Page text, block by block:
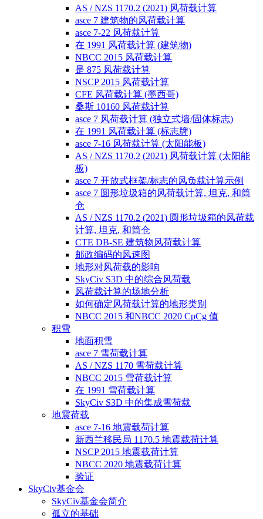
AS / NZS 1170.2 (2021) 风荷载计算
asce 7 建筑物的风荷载计算
asce 7-22 风荷载计算
在 1991 风荷载计算 (建筑物)
NBCC 2015 风荷载计算
是 875 风荷载计算
NSCP 2015 风荷载计算
CFE 风荷载计算 (墨西哥)
桑斯 10160 风荷载计算
asce 7 风荷载计算 (独立式墙/固体标志)
在 1991 风荷载计算 (标志牌)
asce 7-16 风荷载计算 (太阳能板)
AS / NZS 1170.2 (2021) 风荷载计算 (太阳能
板)
asce 7 开放式框架/标志的风负载计算示例
asce 7 圆形垃圾箱的风荷载计算, 坦克, 和筒
仓
AS / NZS 1170.2 (2021) 圆形垃圾箱的风荷载
计算, 坦克, 和筒仓
CTE DB-SE 建筑物风荷载计算
邮政编码的风速图
地形对风荷载的影响
SkyCiv S3D 中的综合风荷载
风荷载计算的场地分析
如何确定风荷载计算的地形类别
NBCC 2015 和NBCC 2020 CpCg 值
积雪
地面积雪
asce 7 雪荷载计算
AS / NZS 1170 雪荷载计算
NBCC 2015 雪荷载计算
在 1991 雪荷载计算
SkyCiv S3D 中的集成雪荷载
地震荷载
asce 7-16 地震载荷计算
新西兰移民局 1170.5 地震载荷计算
NSCP 2015 地震载荷计算
NBCC 2020 地震载荷计算
验证
SkyCiv基金会
SkyCiv基金会简介
孤立的基础